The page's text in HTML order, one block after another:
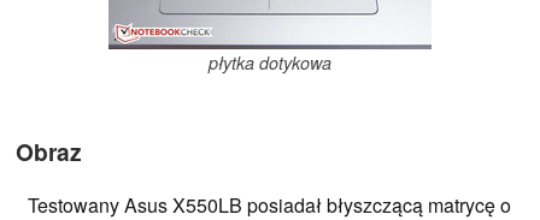
płytka dotykowa
Obraz
Testowany Asus X550LB posiadał błyszczącą matrycę o